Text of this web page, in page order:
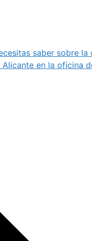
saber sobre la
Alicante en la oficina